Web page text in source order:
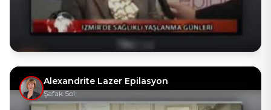
Alexandrite Lazer Epilasyon
Şafak Sol